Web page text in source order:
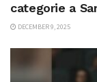
categorie a
DECEMBER 9, 2025